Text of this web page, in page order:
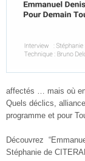
affectés … mais où
Quels déclics,
programme et pour
Découvrez
Stéphanie de